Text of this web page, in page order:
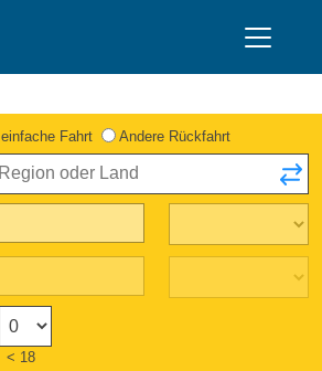
einfache Fahrt Andere Rückfahrt
< 18